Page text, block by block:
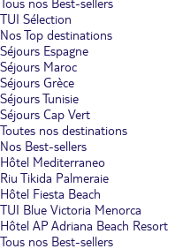
Tous nos Best-sellers
TUI Sélection
Nos Top destinations
Séjours Espagne
Séjours Maroc
Séjours Grèce
Séjours Tunisie
Séjours Cap Vert
Toutes nos destinations
Nos Best-sellers
Hôtel Mediterraneo
Riu Tikida Palmeraie
Hôtel Fiesta Beach
TUI Blue Victoria Menorca
Hôtel AP Adriana Beach Resort
Tous nos Best-sellers